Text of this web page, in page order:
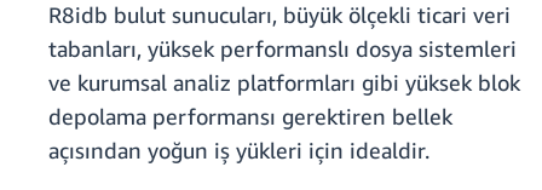
R8idb bulut sunucuları, büyük ölçekli ticari veri
tabanları, yüksek performanslı dosya sistemleri
ve kurumsal analiz platformları gibi yüksek blok
depolama performansı gerektiren bellek
açısından yoğun iş yükleri için idealdir.